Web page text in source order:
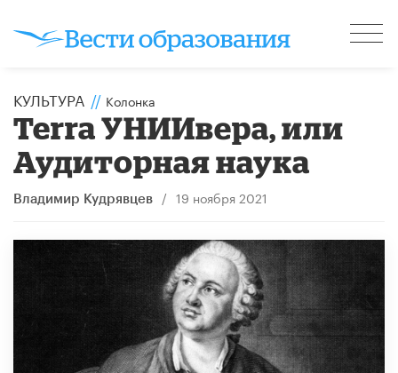
КУЛЬТУРА // Колонка
Terra УНИИвера, или
Аудиторная наука
Владимир Кудрявцев / 19 ноября 2021